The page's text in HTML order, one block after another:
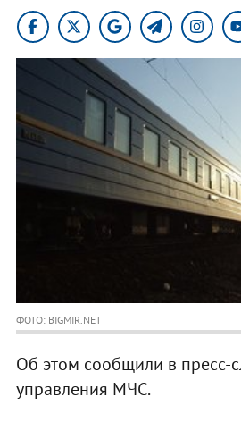
ФОТО: BIGMIR.NET
Об этом сообщили в пресс-
управления МЧС.